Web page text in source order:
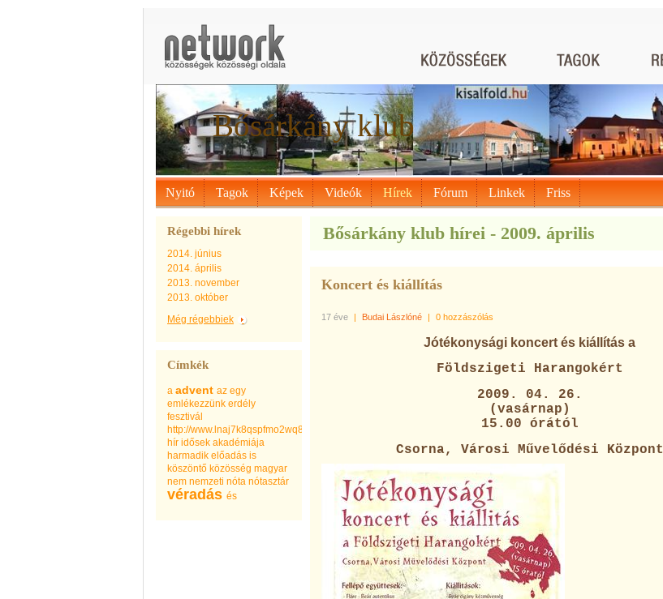
Bősárkány klub
Nyitó Tagok Képek Videók Hírek Fórum Linkek Friss
Régebbi hírek
2014. június
2014. április
2013. november
2013. október
Még régebbiek
Címkék
a advent az egy
emlékezzünk erdély
fesztivál
http://www.lnaj7k8qspfmo2wq8go.com
hír idősek akadémiája
harmadik előadás is
köszöntő közösség magyar
nem nemzeti nóta nótasztár
véradás és
Bősárkány klub hírei - 2009. április
Koncert és kiállítás
17 éve | Budai Lászlóné | 0 hozzászólás
Jótékonysági koncert és kiállítás a
Földszigeti Harangokért
2009. 04. 26.
(vasárnap)
15.00 órától
Csorna, Városi Művelődési Központ